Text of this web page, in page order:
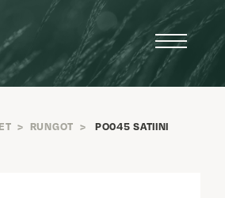
> RUNGOT > PO045 SATIINI